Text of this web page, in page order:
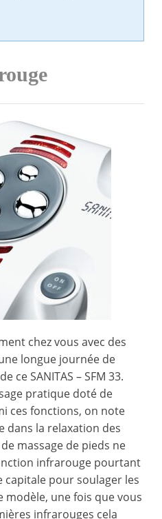
chez vous avec des
longue journée de
ce SANITAS – SFM 33.
pratique doté de
ces fonctions, on note
dans la relaxation des
massage de pieds ne
infrarouge pourtant
capitale pour soulager les
modèle, une fois que vous
infrarouges cela